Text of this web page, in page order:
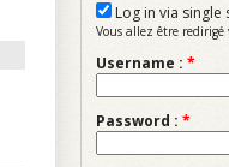
Log in via single
Vous allez être redirigé
Username : *
Password : *